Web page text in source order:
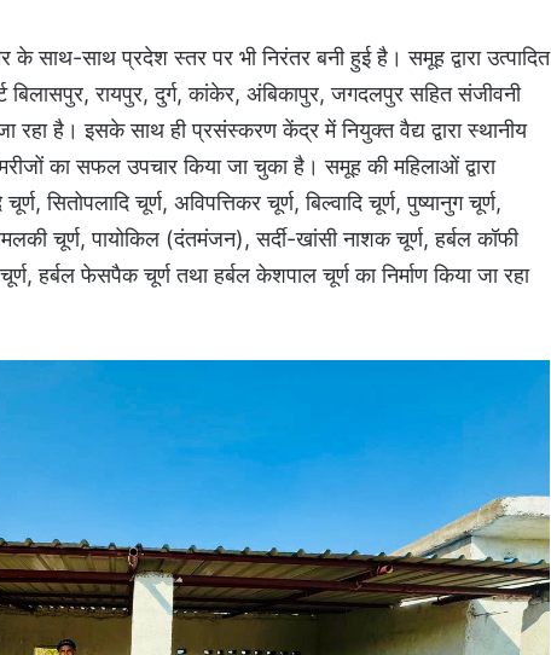
के साथ-साथ प्रदेश स्तर पर भी निरंतर बनी हुई है। समूह द्वारा उत्पादित
बिलासपुर, रायपुर, दुर्ग, कांकेर, अंबिकापुर, जगदलपुर सहित संजीवनी
रहा है। इसके साथ ही प्रसंस्करण केंद्र में नियुक्त वैद्य द्वारा स्थानीय
का सफल उपचार किया जा चुका है। समूह की महिलाओं द्वारा
सितोपलादि चूर्ण, अविपत्तिकर चूर्ण, बिल्वादि चूर्ण, पुष्यानुग चूर्ण,
चूर्ण, पायोकिल (दंतमंजन), सर्दी-खांसी नाशक चूर्ण, हर्बल कॉफी
हर्बल फेसपैक चूर्ण तथा हर्बल केशपाल चूर्ण का निर्माण किया जा रहा